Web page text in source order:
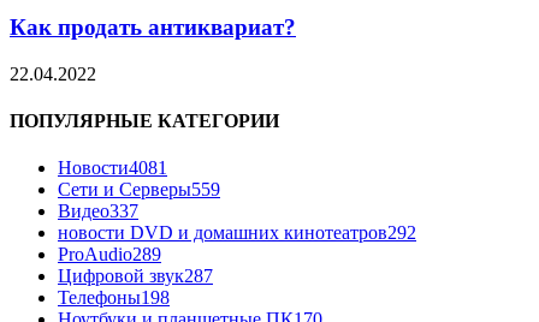
Как продать антиквариат?
22.04.2022
ПОПУЛЯРНЫЕ КАТЕГОРИИ
Новости4081
Сети и Серверы559
Видео337
новости DVD и домашних кинотеатров292
ProAudio289
Цифровой звук287
Телефоны198